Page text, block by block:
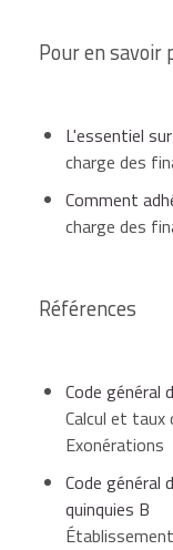
aux mêmes
L'acompte de la
acquitté
qui suit la
Elle doit être
intégralité, lors
suit le mois de
l'aide durelevé
l'échéance
Pour en savoir
L'essentiel
charge des
Comment
charge des
Références
Code général
Calcul et taux
Exonérations
Code général
quinquies B